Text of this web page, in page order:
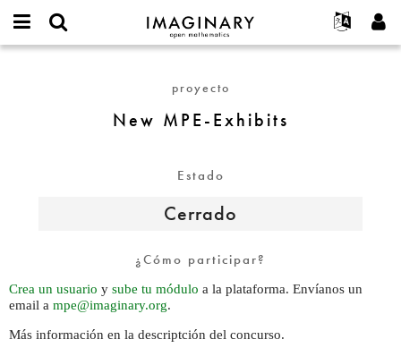
IMAGINARY
open
Français
Deutsch
Español
Programas
Galerías
Películas
Textos
Más...
Proyectos
Participar
proyecto
New MPE-Exhibits
Estado
Cerrado
¿Cómo participar?
Crea un usuario y sube tu módulo a la plataforma. Envíanos un
email a mpe@imaginary.org.
Más información en la descriptción del concurso.